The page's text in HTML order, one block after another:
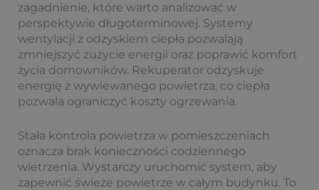
zagadnienie, które warto analizować w
perspektywie długoterminowej. Systemy
wentylacji z odzyskiem ciepła pozwalają
zmniejszyć zużycie energii oraz poprawić komfort
życia domowników. Rekuperator odzyskuje
energię z wywiewanego powietrza, co ciepła
pozwala ograniczyć koszty ogrzewania.
Stała kontrola powietrza w pomieszczeniach
oznacza brak konieczności codziennego
wietrzenia. Wystarczy uruchomić system, aby
zapewnić świeże powietrze w całym budynku. To